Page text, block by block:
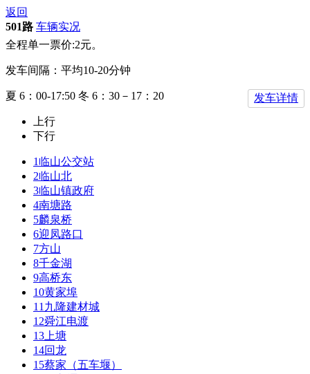
返回
501路 车辆实况
全程单一票价:2元。
发车间隔：平均10-20分钟
夏 6：00-17:50 冬 6：30－17：20
发车详情
上行
下行
1 临山公交站
2临山北
3临山镇政府
4南塘路
5麟泉桥
6迎凤路口
7方山
8千金湖
9高桥东
10黄家埠
11 九隆建材城
12舜江电渡
13 上塘
14回龙
15蔡家（五车堰）